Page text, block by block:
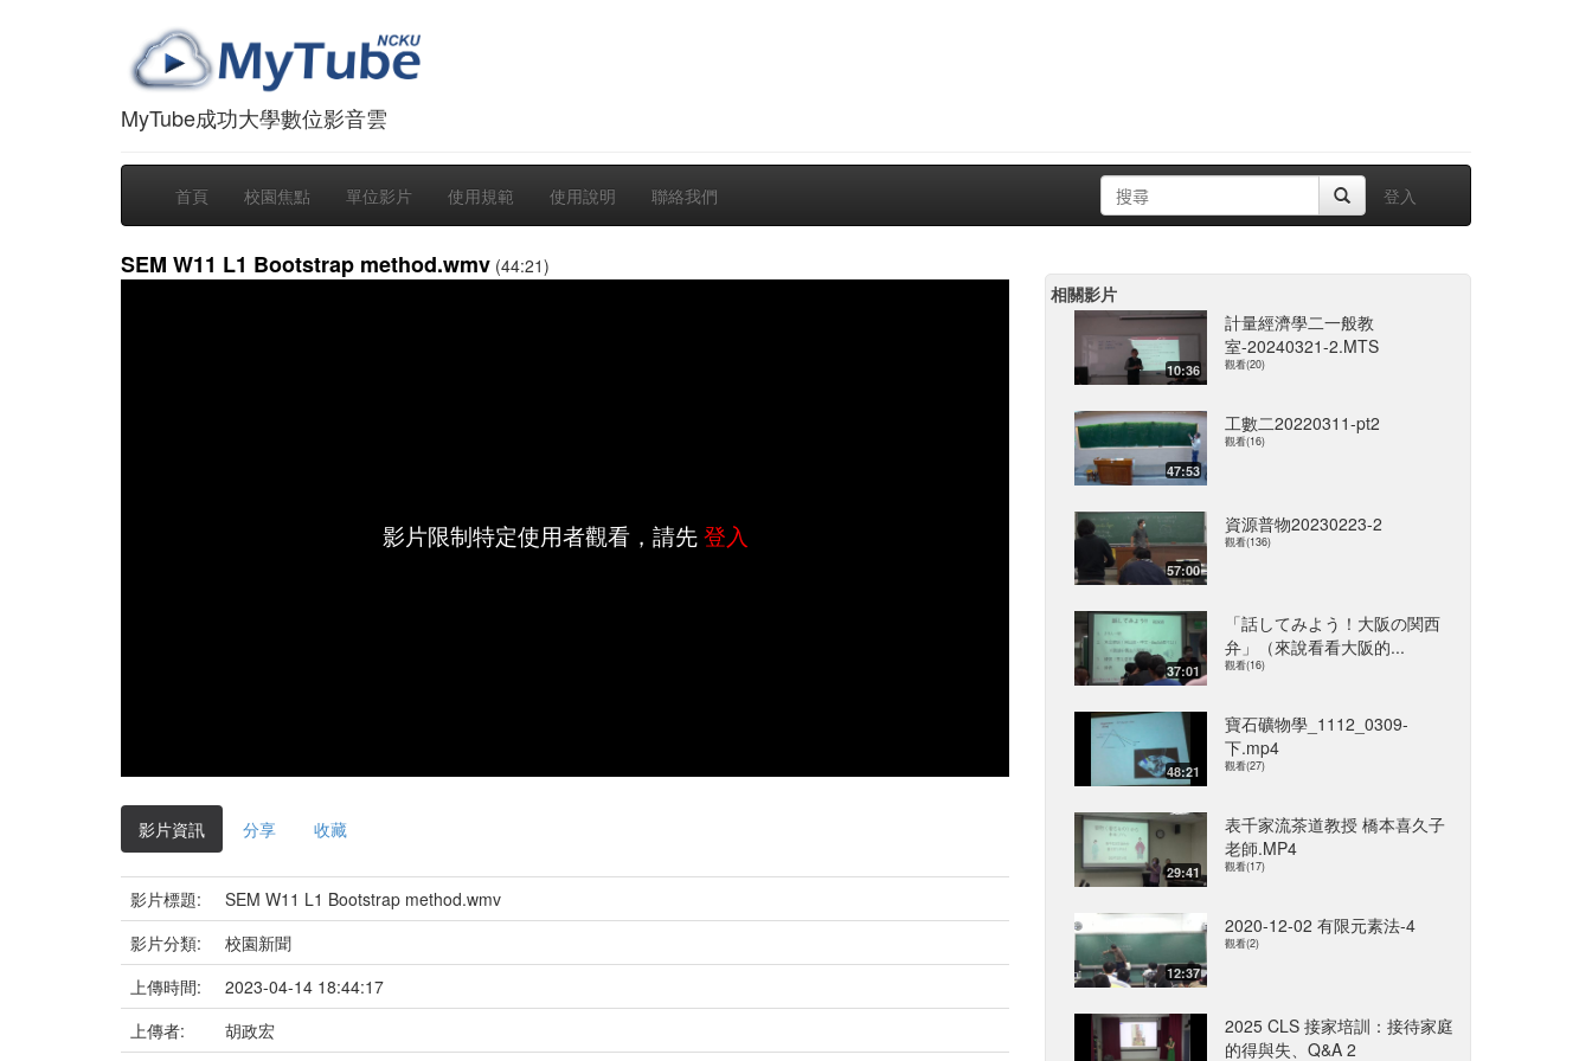
MyTube成功大學數位影音雲
首頁 校園焦點 單位影片 使用規範 使用說明 聯絡我們 登入
SEM W11 L1 Bootstrap method.wmv (44:21)
影片限制特定使用者觀看，請先登入
影片資訊 分享 收藏
影片標題:
SEM W11 L1 Bootstrap method.wmv
影片分類:
校園新聞
上傳時間:
2023-04-14 18:44:17
上傳者:
胡政宏
相關影片
10:36
計量經濟學二一般教
室-20240321-2.MTS
觀看(20)
47:53
工數二20220311-pt2
觀看(16)
57:00
資源普物20230223-2
觀看(136)
37:01
「話してみよう！大阪の関西
弁」（來說看看大阪的...
觀看(16)
48:21
寶石礦物學_1112_0309-
下.mp4
觀看(27)
29:41
表千家流茶道教授 橋本喜久子
老師.MP4
觀看(17)
12:37
2020-12-02 有限元素法-4
觀看(2)
2025 CLS 接家培訓：接待家庭
的得與失、Q&A 2